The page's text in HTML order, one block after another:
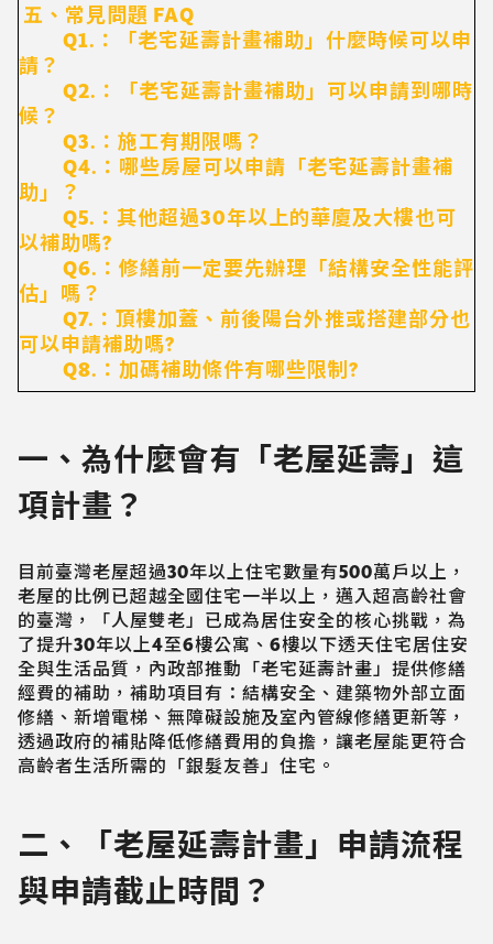
五、常見問題 FAQ
Q1.：「老宅延壽計畫補助」什麼時候可以申
請？
Q2.：「老宅延壽計畫補助」可以申請到哪時
候？
Q3.：施工有期限嗎？
Q4.：哪些房屋可以申請「老宅延壽計畫補
助」？
Q5.：其他超過30年以上的華廈及大樓也可
以補助嗎?
Q6.：修繕前一定要先辦理「結構安全性能評
估」嗎？
Q7.：頂樓加蓋、前後陽台外推或搭建部分也
可以申請補助嗎?
Q8.：加碼補助條件有哪些限制?
一、為什麼會有「老屋延壽」這
項計畫？
目前臺灣老屋超過30年以上住宅數量有500萬戶以上，
老屋的比例已超越全國住宅一半以上，邁入超高齡社會
的臺灣，「人屋雙老」已成為居住安全的核心挑戰，為
了提升30年以上4至6樓公寓、6樓以下透天住宅居住安
全與生活品質，內政部推動「老宅延壽計畫」提供修繕
經費的補助，補助項目有：結構安全、建築物外部立面
修繕、新增電梯、無障礙設施及室內管線修繕更新等，
透過政府的補貼降低修繕費用的負擔，讓老屋能更符合
高齡者生活所需的「銀髮友善」住宅。
二、「老屋延壽計畫」申請流程
與申請截止時間？